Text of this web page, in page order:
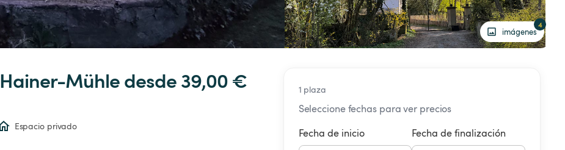
imágenes
4
Hainer-Mühle desde 39,00 €
Espacio privado
1 plaza
Seleccione fechas para ver precios
Fecha de inicio
Fecha de finalización